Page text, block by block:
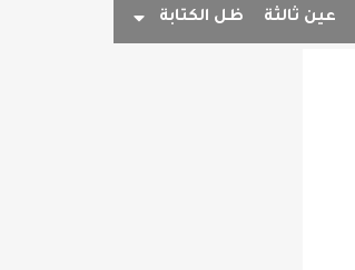
عين ثالثة ظل الكتابة